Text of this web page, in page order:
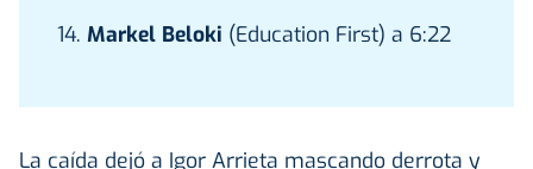
14. Markel Beloki (Education First) a 6:22
La caída dejó a Igor Arrieta mascando derrota y